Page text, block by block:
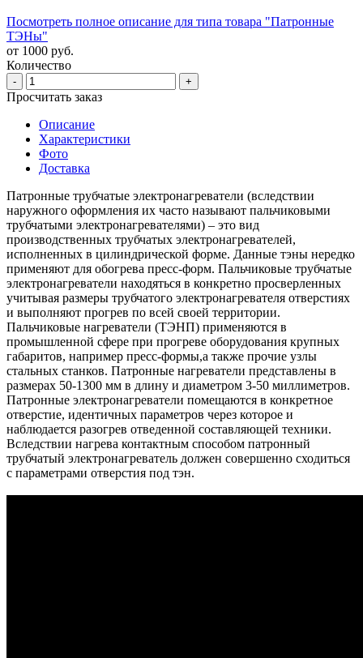
Посмотреть полное описание для типа товара "Патронные
ТЭНы"
от 1000 руб.
Количество
- +
Просчитать заказ
Описание
Характеристики
Фото
Доставка
Патронные трубчатые электронагреватели (вследствии
наружного оформления их часто называют пальчиковыми
трубчатыми электронагревателями) – это вид
производственных трубчатых электронагревателей,
исполненных в цилиндрической форме. Данные тэны нередко
применяют для обогрева пресс-форм. Пальчиковые трубчатые
электронагреватели находяться в конкретно просверленных
учитывая размеры трубчатого электронагревателя отверстиях
и выполняют прогрев по всей своей территории.
Пальчиковые нагреватели (ТЭНП) применяются в
промышленной сфере при прогреве оборудования крупных
габаритов, например пресс-формы,а также прочие узлы
стальных станков. Патронные нагреватели представлены в
размерах 50-1300 мм в длину и диаметром 3-50 миллиметров.
Патронные электронагреватели помещаются в конкретное
отверстие, идентичных параметров через которое и
наблюдается разогрев отведенной составляющей техники.
Вследствии нагрева контактным способом патронный
трубчатый электронагреватель должен совершенно сходиться
с параметрами отверстия под тэн.